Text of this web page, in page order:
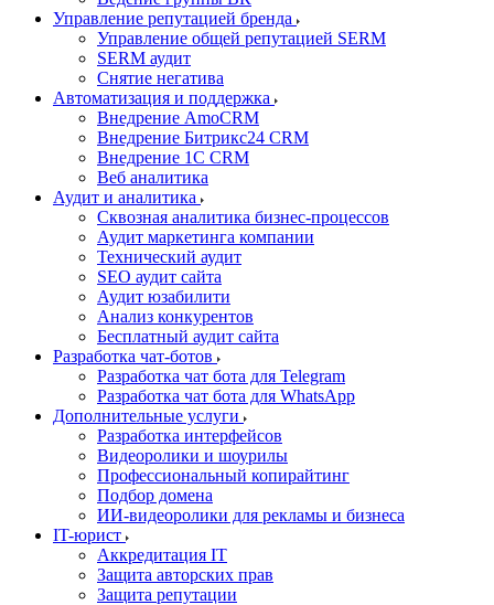
Управление репутацией бренда
Управление общей репутацией SERM
SERM аудит
Снятие негатива
Автоматизация и поддержка
Внедрение AmoCRM
Внедрение Битрикс24 CRM
Внедрение 1C CRM
Веб аналитика
Аудит и аналитика
Сквозная аналитика бизнес-процессов
Аудит маркетинга компании
Технический аудит
SEO аудит сайта
Аудит юзабилити
Анализ конкурентов
Бесплатный аудит сайта
Разработка чат-ботов
Разработка чат бота для Telegram
Разработка чат бота для WhatsApp
Дополнительные услуги
Разработка интерфейсов
Видеоролики и шоурилы
Профессиональный копирайтинг
Подбор домена
ИИ-видеоролики для рекламы и бизнеса
IT-юрист
Аккредитация IT
Защита авторских прав
Защита репутации